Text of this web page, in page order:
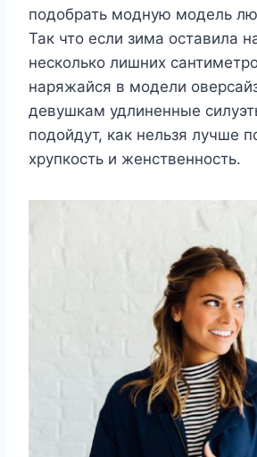
подобрать модную модель
Так что если зима оставила
несколько лишних
наряжайся в модели
девушкам удлиненные
подойдут, как нельзя лучше
хрупкость и женственность.